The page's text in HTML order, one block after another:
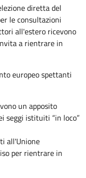
diretta del
le consultazioni
all'estero ricevono
a rientrare in
europeo spettanti
un apposito
seggi istituiti “in loco”
all'Unione
per rientrare in